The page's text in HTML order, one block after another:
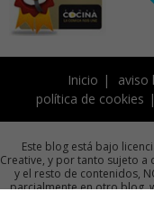
Inicio aviso
política de cookies
Este blog está bajo
Creative, y por tanto sujeto
y el resto de contenidos,
parcialmente en otro blog,